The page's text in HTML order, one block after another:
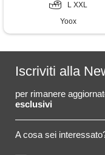
L XXL
Yoox
Iscriviti alla
per rimanere
esclusivi
A cosa sei